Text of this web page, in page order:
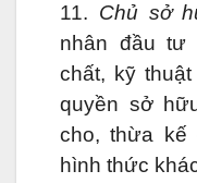
11. Chủ sở
nhân đầu
chất, kỹ
quyền sở
cho, thừa kế
hình thức